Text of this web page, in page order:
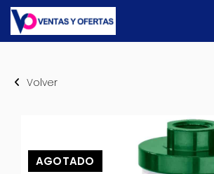
Volver
AGOTADO